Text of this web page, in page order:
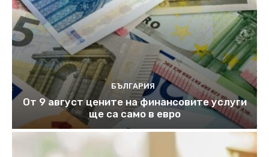
БЪЛГАРИЯ
От 9 август цените на финансовите услуги
ще са само в евро